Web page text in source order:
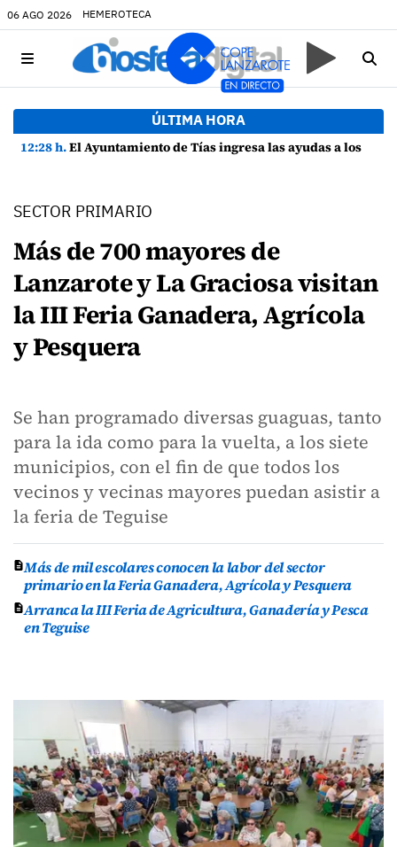
06 AGO 2026 HEMEROTECA
ÚLTIMA HORA
12:28 h.El Ayuntamiento de Tías ingresa las ayudas a los estudiantes del municipio
SECTOR PRIMARIO
Más de 700 mayores de
Lanzarote y La Graciosa visitan
la III Feria Ganadera, Agrícola
y Pesquera
Se han programado diversas guaguas, tanto
para la ida como para la vuelta, a los siete
municipios, con el fin de que todos los
vecinos y vecinas mayores puedan asistir a
la feria de Teguise
Más de mil escolares conocen la labor del sector
primario en la Feria Ganadera, Agrícola y Pesquera
Arranca la III Feria de Agricultura, Ganadería y Pesca
en Teguise